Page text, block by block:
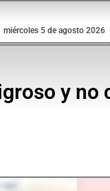
miércoles 5 de agosto 2026
y no